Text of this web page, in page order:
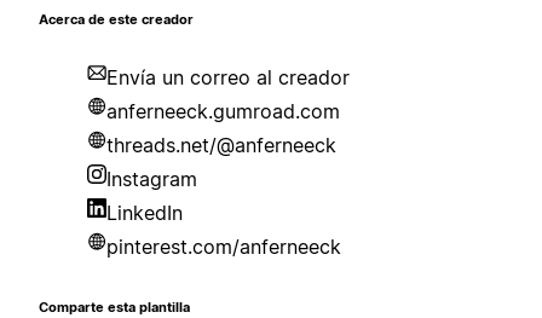
Acerca de este creador
Envía un correo al creador
anferneeck.gumroad.com
threads.net/@anferneeck
Instagram
LinkedIn
pinterest.com/anferneeck
Comparte esta plantilla